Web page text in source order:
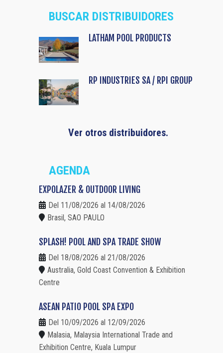
BUSCAR DISTRIBUIDORES
LATHAM POOL PRODUCTS
RP INDUSTRIES SA / RPI GROUP
Ver otros distribuidores.
AGENDA
EXPOLAZER & OUTDOOR LIVING
Del 11/08/2026 al 14/08/2026
Brasil, SAO PAULO
SPLASH! POOL AND SPA TRADE SHOW
Del 18/08/2026 al 21/08/2026
Australia, Gold Coast Convention & Exhibition
Centre
ASEAN PATIO POOL SPA EXPO
Del 10/09/2026 al 12/09/2026
Malasia, Malaysia International Trade and
Exhibition Centre, Kuala Lumpur